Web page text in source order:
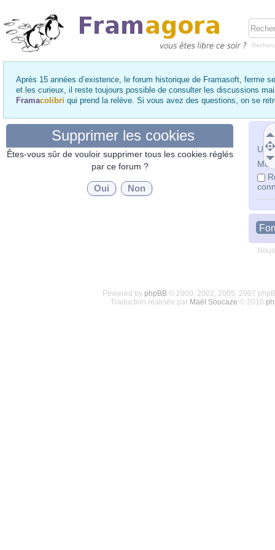
Après 15 années d’existence, le forum historique de Framasoft, ferme
et les curieux, il reste toujours possible de consulter les discussions
Framacolibri qui prend la relève. Si vous avez des questions, on se
Mot
Supprimer les cookies
Êtes-vous sûr de vouloir supprimer tous les cookies réglés
par ce forum ?
Powered by phpBB© 2000, 2002, 2005, 2007
Traduction réalisée par Maël Soucaze © 2010